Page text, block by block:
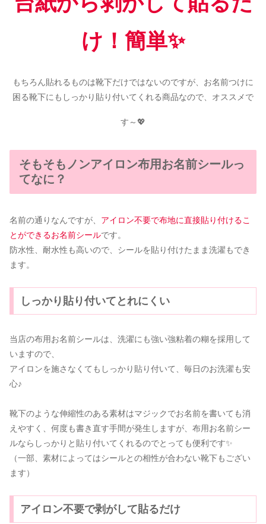
け！簡単✨️
もちろん貼れるものは靴下だけではないのですが、お名前つけに
困る靴下にもしっかり貼り付いてくれる商品なので、オススメで
す～💖
そもそもノンアイロン布用お名前シールっ
てなに？
名前の通りなんですが、 アイロン不要で布地に直接貼り付けるこ
とができるお名前シールです。
防水性、耐水性も高いので、シールを貼り付けたまま洗濯もでき
ます。
しっかり貼り付いてとれにくい
当店の布用お名前シールは、洗濯にも強い強粘着の糊を採用して
いますので、
アイロンを施さなくてもしっかり貼り付いて、毎日のお洗濯も安
心♪
靴下のような伸縮性のある素材はマジックでお名前を書いても消
えやすく、何度も書き直す手間が発生しますが、布用お名前シー
ルならしっかりと貼り付いてくれるのでとっても便利です✨️
（一部、素材によってはシールとの相性が合わない靴下もござい
ます）
アイロン不要で剥がして貼るだけ